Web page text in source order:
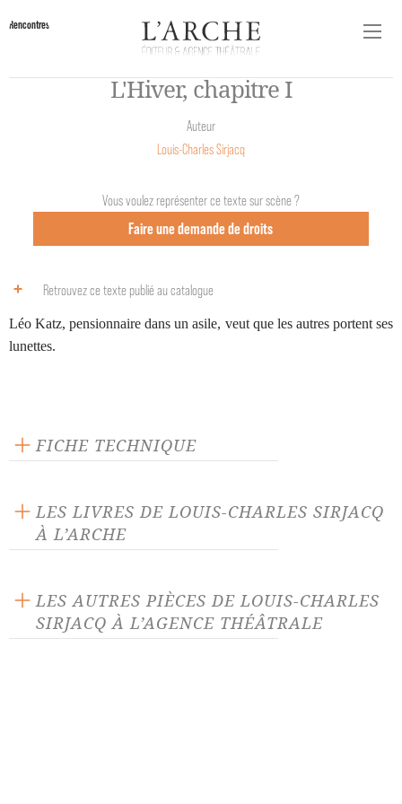
Rencontres
L'Hiver, chapitre I
Auteur
Louis-Charles Sirjacq
Vous voulez représenter ce texte sur scène ?
Faire une demande de droits
Retrouvez ce texte publié au catalogue
Léo Katz, pensionnaire dans un asile, veut que les autres portent ses
lunettes.
FICHE TECHNIQUE
Langue source : français
Nombre de personnages masculins : 2
Nombre de personnages féminins : 1
LES LIVRES DE LOUIS-CHARLES SIRJACQ
À L’ARCHE
LES AUTRES PIÈCES DE LOUIS-CHARLES
SIRJACQ À L’AGENCE THÉÂTRALE